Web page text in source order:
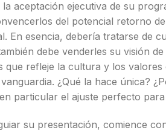
aceptación ejecutiva de su
del potencial retorno
En esencia, debería tratarse de
debe venderles su visión
que refleje la cultura y los
¿Qué la hace única?
particular el ajuste perfecto
su presentación, comience